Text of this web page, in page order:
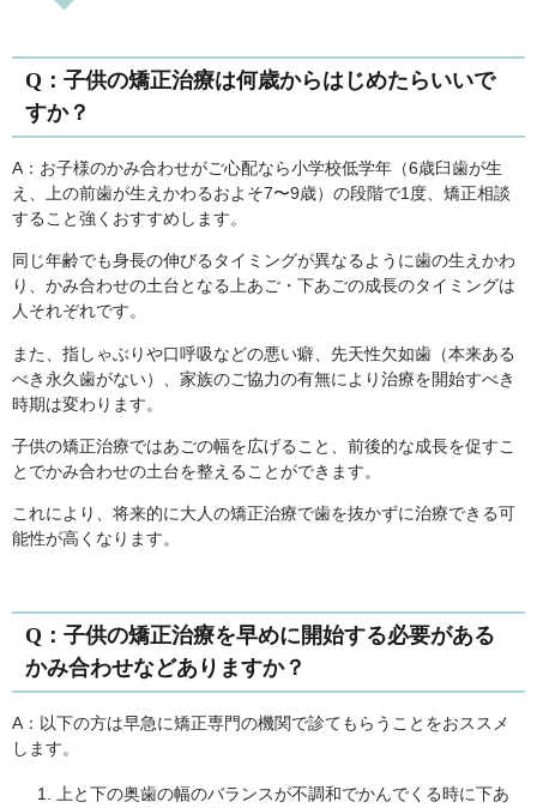
Q：子供の矯正治療は何歳からはじめたらいいで
すか？
A：お子様のかみ合わせがご心配なら小学校低学年（6歳臼歯が生
え、上の前歯が生えかわるおよそ7〜9歳）の段階で1度、矯正相談
すること強くおすすめします。
同じ年齢でも身長の伸びるタイミングが異なるように歯の生えかわ
り、かみ合わせの土台となる上あご・下あごの成長のタイミングは
人それぞれです。
また、指しゃぶりや口呼吸などの悪い癖、先天性欠如歯（本来ある
べき永久歯がない）、家族のご協力の有無により治療を開始すべき
時期は変わります。
子供の矯正治療ではあごの幅を広げること、前後的な成長を促すこ
とでかみ合わせの土台を整えることができます。
これにより、将来的に大人の矯正治療で歯を抜かずに治療できる可
能性が高くなります。
Q：子供の矯正治療を早めに開始する必要がある
かみ合わせなどありますか？
A：以下の方は早急に矯正専門の機関で診てもらうことをおススメ
します。
上と下の奥歯の幅のバランスが不調和でかんでくる時に下あ